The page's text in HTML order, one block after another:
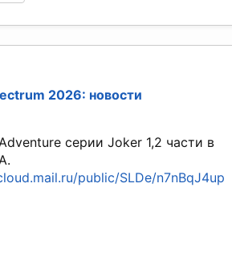
2026: новости
серии Joker 1,2 части в
public/SLDe/n7nBqJ4up